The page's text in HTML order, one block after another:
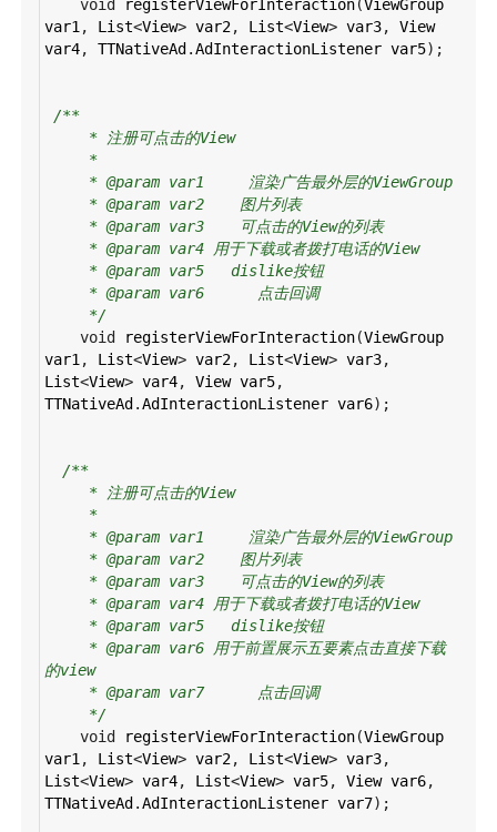
void registerViewForInteraction(ViewGroup
var1 , List<View> var2, List<View> var3, View
var4, TTNativeAd .AdInteractionListener var5);
/**
* 注册可点击的View
*
* @param var1     渲染广告最外层的ViewGroup
* @param var2    图片列表
* @param var3    可点击的View的列表
* @param var4 用于下载或者拨打电话的View
* @param var5   dislike按钮
* @param var6      点击回调
*/
void
registerViewForInteraction(ViewGroup
var1 , List<View> var2, List<View> var3
List<View> var4, View var5
TTNativeAd .AdInteractionListener var6);
/**
* 注册可点击的View
*
* @param var1     渲染广告最外层的ViewGroup
* @param var2    图片列表
* @param var3    可点击的View的列表
* @param var4 用于下载或者拨打电话的View
* @param var5   dislike按钮
* @param var6 用于前置展示五要素点击直接下载
的view
* @param var7      点击回调
*/
void
registerViewForInteraction(ViewGroup
var1 , List<View> var2, List<View> var3
List<View> var4, List<View> var5, View var6
TTNativeAd .AdInteractionListener var7);